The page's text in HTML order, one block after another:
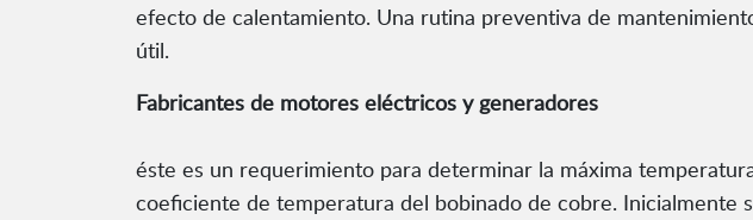
efecto de calentamiento. Una rutina preventiva de
útil.
Fabricantes de motores eléctricos y generadores
éste es un requerimiento para determinar la máxima
coeficiente de temperatura del bobinado de cobre.